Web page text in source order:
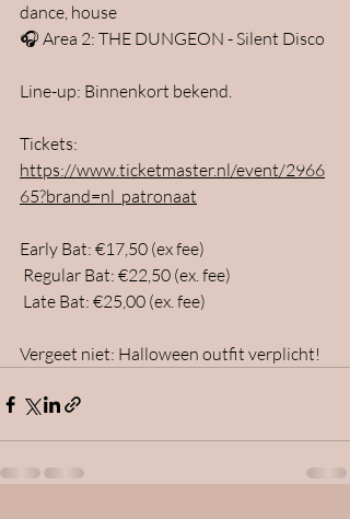
dance, house
🎧 Area 2: THE DUNGEON - Silent Disco
Line-up: Binnenkort bekend.
Tickets:
https://www.ticketmaster.nl/event/2966
65?brand=nl_patronaat
Early Bat: €17,50 (ex fee)
Regular Bat: €22,50 (ex. fee)
Late Bat: €25,00 (ex. fee)
Vergeet niet: Halloween outfit verplicht!